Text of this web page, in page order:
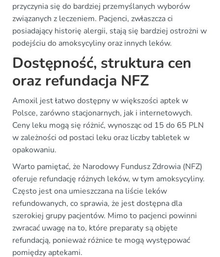
przyczynia się do bardziej przemyślanych wyborów
związanych z leczeniem. Pacjenci, zwłaszcza ci
posiadający historię alergii, stają się bardziej ostrożni w
podejściu do amoksycyliny oraz innych leków.
Dostępność, struktura cen
oraz refundacja NFZ
Amoxil jest łatwo dostępny w większości aptek w
Polsce, zarówno stacjonarnych, jak i internetowych.
Ceny leku mogą się różnić, wynosząc od 15 do 65 PLN
w zależności od postaci leku oraz liczby tabletek w
opakowaniu.
Warto pamiętać, że Narodowy Fundusz Zdrowia (NFZ)
oferuje refundację różnych leków, w tym amoksycyliny.
Często jest ona umieszczana na liście leków
refundowanych, co sprawia, że jest dostępna dla
szerokiej grupy pacjentów. Mimo to pacjenci powinni
zwracać uwagę na to, które preparaty są objęte
refundacją, ponieważ różnice te mogą występować
pomiędzy aptekami.